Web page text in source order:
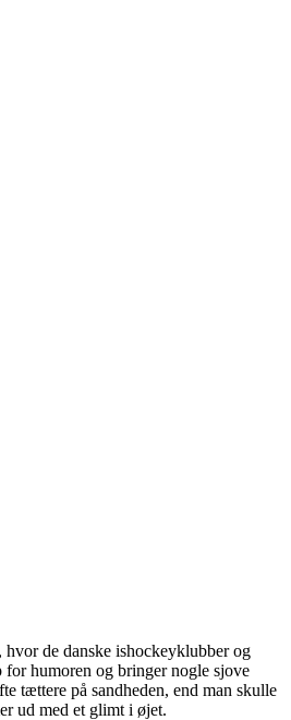
hvor de danske ishockeyklubber og
for humoren og bringer nogle sjove
tættere på sandheden, end man skulle
ud med et glimt i øjet.